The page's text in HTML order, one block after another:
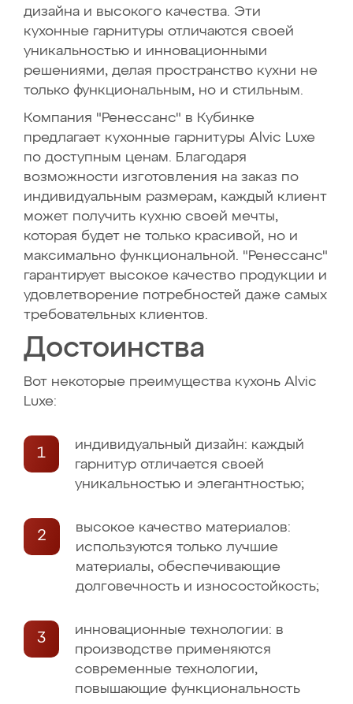
дизайна и высокого качества. Эти
кухонные гарнитуры отличаются своей
уникальностью и инновационными
решениями, делая пространство кухни не
только функциональным, но и стильным.
Компания "Ренессанс" в Кубинке
предлагает кухонные гарнитуры Alvic Luxe
по доступным ценам. Благодаря
возможности изготовления на заказ по
индивидуальным размерам, каждый клиент
может получить кухню своей мечты,
которая будет не только красивой, но и
максимально функциональной. "Ренессанс"
гарантирует высокое качество продукции и
удовлетворение потребностей даже самых
требовательных клиентов.
Достоинства
Вот некоторые преимущества кухонь Alvic
Luxe:
индивидуальный дизайн: каждый
гарнитур отличается своей
уникальностью и элегантностью;
высокое качество материалов:
используются только лучшие
материалы, обеспечивающие
долговечность и износостойкость;
инновационные технологии: в
производстве применяются
современные технологии,
повышающие функциональность